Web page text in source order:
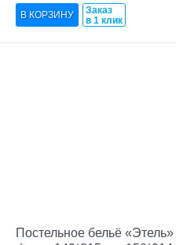
Заказ
в 1 клик
Постельное бельё